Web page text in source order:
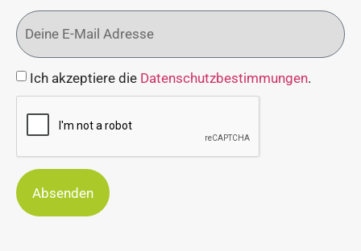
Ich akzeptiere die Datenschutzbestimmungen.
Absenden